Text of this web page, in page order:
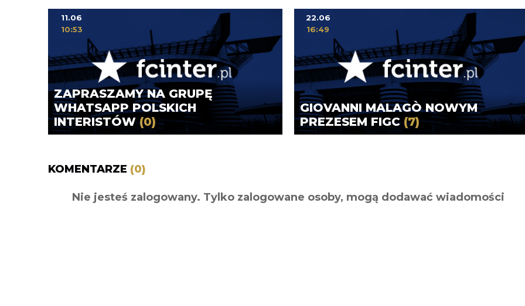
ZAPRASZAMY NA GRUPĘ
WHATSAPP POLSKICH
INTERISTÓW (0)
11.06
10:53
GIOVANNI MALAGÒ NOWYM
PREZESEM FIGC (7)
22.06
16:49
KOMENTARZE (0)
Nie jesteś zalogowany. Tylko zalogowane osoby, mogą dodawać wiadomości